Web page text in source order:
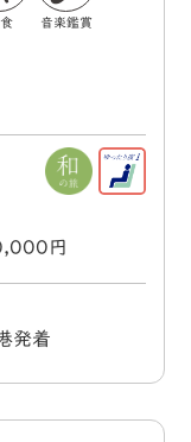
音楽鑑賞
円
発着